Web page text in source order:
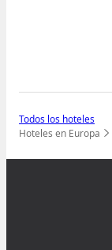
Todos los hoteles
Hoteles en Europa